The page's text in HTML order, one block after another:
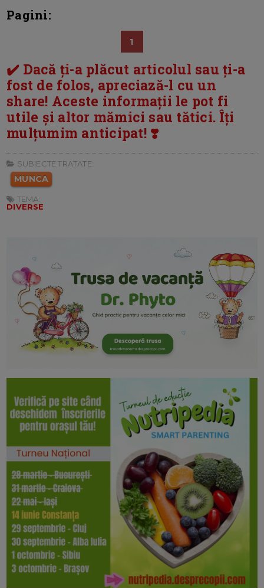
Pagini:
1
✔️ Dacă ți-a plăcut articolul sau ți-a
fost de folos, apreciază-l cu un
share! Aceste informații le pot fi
utile și altor mămici sau tătici. Îți
mulțumim anticipat! ❣️
SUBIECTE TRATATE:
MUNCA
TEMA:
DIVERSE